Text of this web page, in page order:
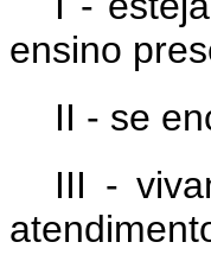
ensino
II - se
III -